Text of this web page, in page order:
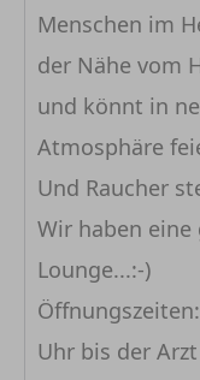
Menschen im
der Nähe vom
und könnt in
Atmosphäre
Und Raucher
Wir haben eine
Lounge...:-)
Uhr bis der